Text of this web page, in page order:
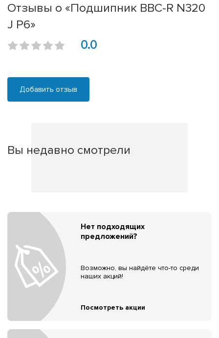
Отзывы о «Подшипник BBC-R N320
J P6»
0.0
Добавить отзыв
Вы недавно смотрели
Нет подходящих
предложений?
Возможно, вы найдёте что-то среди
наших акций!
Посмотреть акции